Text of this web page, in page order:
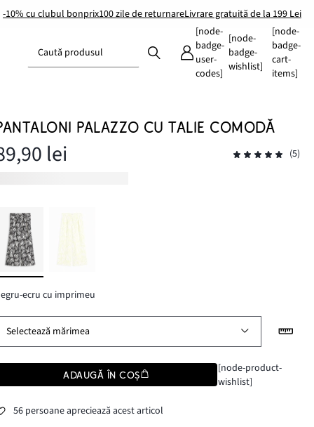
-10% cu clubul bonprix100 zile de returnareLivrare gratuită de la 199 Lei
Caută produsul
[node-
badge-
user-
codes]
[node-
badge-
wishlist]
[node-
badge-
cart-
items]
PALAZZO CU TALIE COMODĂ
lei (5)
ecru cu imprimeu
Selectează mărimea
ADAUGĂ ÎN COȘ
[node-product-
wishlist]
56 persoane apreciează acest articol